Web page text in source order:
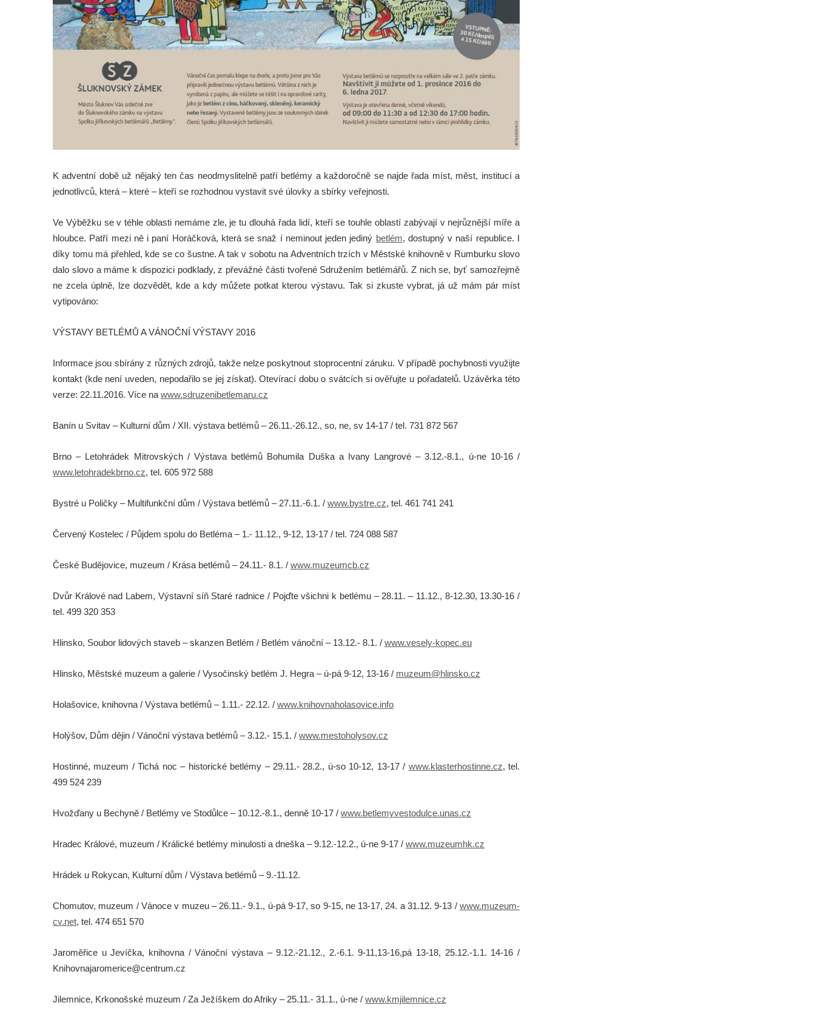
K adventní době už nějaký ten čas neodmyslitelně patří betlémy a každoročně se najde řada míst, měst, institucí a
jednotlivců, která – které – kteří se rozhodnou vystavit své úlovky a sbírky veřejnosti.
Ve Výběžku se v téhle oblasti nemáme zle, je tu dlouhá řada lidí, kteří se touhle oblastí zabývají v nejrůznější míře a
hloubce. Patří mezi ně i paní Horáčková, která se snaž í neminout jeden jediný betlém, dostupný v naší republice. I
díky tomu má přehled, kde se co šustne. A tak v sobotu na Adventních trzích v Městské knihovně v Rumburku slovo
dalo slovo a máme k dispozici podklady, z převážné části tvořené Sdružením betlémářů. Z nich se, byť samozřejmě
ne zcela úplně, lze dozvědět, kde a kdy můžete potkat kterou výstavu. Tak si zkuste vybrat, já už mám pár míst
vytipováno:
VÝSTAVY BETLÉMŮ A VÁNOČNÍ VÝSTAVY 2016
Informace jsou sbírány z různých zdrojů, takže nelze poskytnout stoprocentní záruku. V případě pochybnosti využijte
kontakt (kde není uveden, nepodařilo se jej získat). Otevírací dobu o svátcích si ověřujte u pořadatelů. Uzávěrka této
verze: 22.11.2016. Více na www.sdruzenibetlemaru.cz
Banín u Svitav – Kulturní dům / XII. výstava betlémů – 26.11.-26.12., so, ne, sv 14-17 / tel. 731 872 567
Brno – Letohrádek Mitrovských / Výstava betlémů Bohumila Duška a Ivany Langrové – 3.12.-8.1., ú-ne 10-16 /
www.letohradekbrno.cz, tel. 605 972 588
Bystré u Poličky – Multifunkční dům / Výstava betlémů – 27.11.-6.1. / www.bystre.cz, tel. 461 741 241
Červený Kostelec / Půjdem spolu do Betléma – 1.- 11.12., 9-12, 13-17 / tel. 724 088 587
České Budějovice, muzeum / Krása betlémů – 24.11.- 8.1. / www.muzeumcb.cz
Dvůr Králové nad Labem, Výstavní síň Staré radnice / Pojďte všichni k betlému – 28.11. – 11.12., 8-12.30, 13.30-16 /
tel. 499 320 353
Hlinsko, Soubor lidových staveb – skanzen Betlém / Betlém vánoční – 13.12.- 8.1. / www.vesely-kopec.eu
Hlinsko, Městské muzeum a galerie / Vysočinský betlém J. Hegra – ú-pá 9-12, 13-16 / muzeum@hlinsko.cz
Holašovice, knihovna / Výstava betlémů – 1.11.- 22.12. / www.knihovnaholasovice.info
Holýšov, Dům dějin / Vánoční výstava betlémů – 3.12.- 15.1. / www.mestoholysov.cz
Hostinné, muzeum / Tichá noc – historické betlémy – 29.11.- 28.2., ú-so 10-12, 13-17 / www.klasterhostinne.cz, tel.
499 524 239
Hvožďany u Bechyně / Betlémy ve Stodůlce – 10.12.-8.1., denně 10-17 / www.betlemyvestodulce.unas.cz
Hradec Králové, muzeum / Králické betlémy minulosti a dneška – 9.12.-12.2., ú-ne 9-17 / www.muzeumhk.cz
Hrádek u Rokycan, Kulturní dům / Výstava betlémů – 9.-11.12.
Chomutov, muzeum / Vánoce v muzeu – 26.11.- 9.1., ú-pá 9-17, so 9-15, ne 13-17, 24. a 31.12. 9-13 / www.muzeum-
cv.net, tel. 474 651 570
Jaroměřice u Jevíčka, knihovna / Vánoční výstava – 9.12.-21.12., 2.-6.1. 9-11,13-16,pá 13-18, 25.12.-1.1. 14-16 /
Knihovnajaromerice@centrum.cz
Jilemnice, Krkonošské muzeum / Za Ježíškem do Afriky – 25.11.- 31.1., ú-ne / www.kmjilemnice.cz